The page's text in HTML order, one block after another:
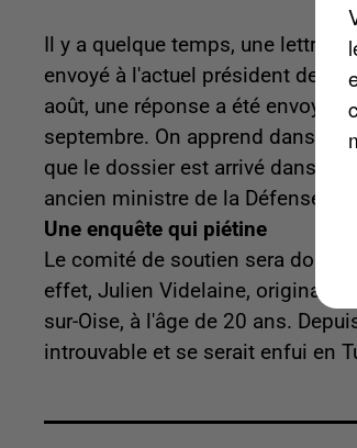
Il y a quelque temps, une lettre
envoyé à l'actuel président de la
août, une réponse a été
septembre. On apprend dans le
que le dossier est arrivé dans les
ancien ministre de la Défense.
Une enquête qui piétine
Le comité de soutien sera donc
effet, Julien Videlaine, originaire
sur-Oise, à l'âge de 20 ans.
introuvable et se serait enfui en